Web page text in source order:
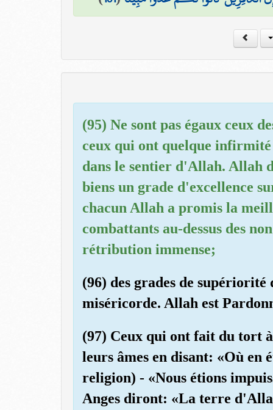
(95) Ne sont pas égaux ceux
ceux qui ont quelque
dans le sentier d'Allah. Allah
biens un grade d'excellence
chacun Allah a promis la
combattants au-dessus des
rétribution immense;
(96) des grades de
miséricorde. Allah est
(97) Ceux qui ont fait du tort
leurs âmes en disant: «Où en
religion) - «Nous étions
Anges diront: «La terre